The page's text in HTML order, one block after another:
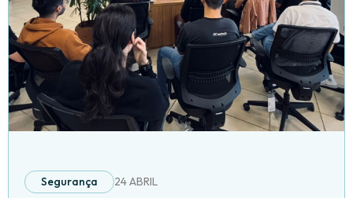
Segurança 24 ABRIL